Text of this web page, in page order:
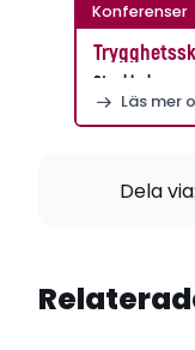
Konferenser
Stockholm
Läs mer
Dela via: